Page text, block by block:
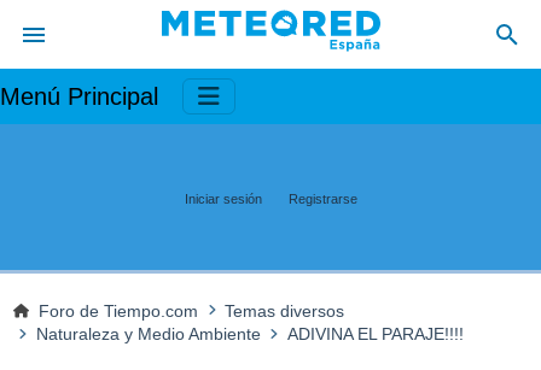
Menú Principal
Iniciar sesión Registrarse
Foro de Tiempo.com
Temas diversos
Naturaleza y Medio Ambiente
ADIVINA EL PARAJE!!!!